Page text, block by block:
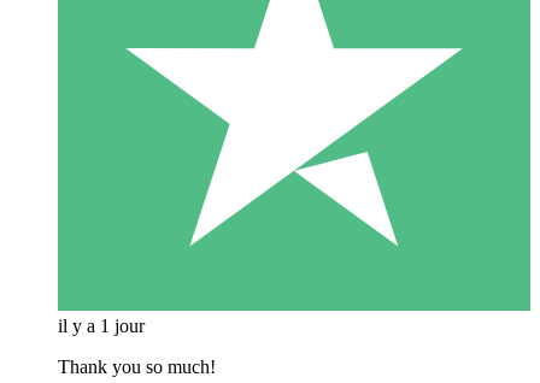
il y a 1 jour
Thank you so much!